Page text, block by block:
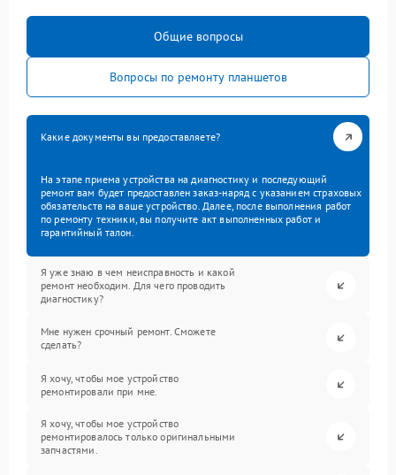
Общие вопросы
Вопросы по ремонту планшетов
Какие документы вы предоставляете?
На этапе приема устройства на диагностику и последующий
ремонт вам будет предоставлен заказ-наряд с указанием страховых
обязательств на ваше устройство. Далее, после выполнения работ
по ремонту техники, вы получите акт выполненных работ и
гарантийный талон.
Я уже знаю в чем неисправность и какой
ремонт необходим. Для чего проводить
диагностику?
Мне нужен срочный ремонт. Сможете
сделать?
Я хочу, чтобы мое устройство
ремонтировали при мне.
Я хочу, чтобы мое устройство
ремонтировалось только оригинальными
запчастями.